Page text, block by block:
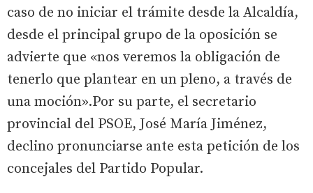
caso de no iniciar el trámite desde la Alcaldía,
desde el principal grupo de la oposición se
advierte que «nos veremos la obligación de
tenerlo que plantear en un pleno, a través de
una moción».Por su parte, el secretario
provincial del PSOE, José María Jiménez,
declino pronunciarse ante esta petición de los
concejales del Partido Popular.